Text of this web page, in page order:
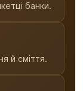
банки.
й сміття.